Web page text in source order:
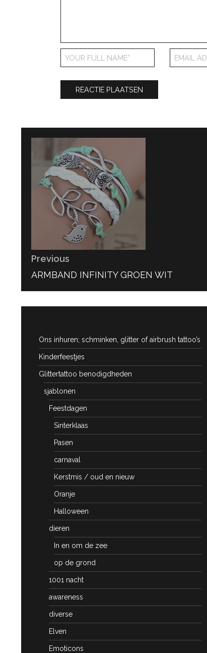
Bericht
navigatie
Previous
PREVIOUS
ARMBAND INFINITY GROEN WIT
Ons inhuren; schminken, glitter of airbrush tattoo’s
Kinderfeestjes
Glittertattoo benodigdheden
sjablonen
Feestdagen
Sinterklaas
Pasen
carnaval
Kerstmis / oud en nieuw
Oranje
Halloween
dieren
In en om de zee
op de grond
1001 nacht
awareness
diverse
Elven
Emoticons